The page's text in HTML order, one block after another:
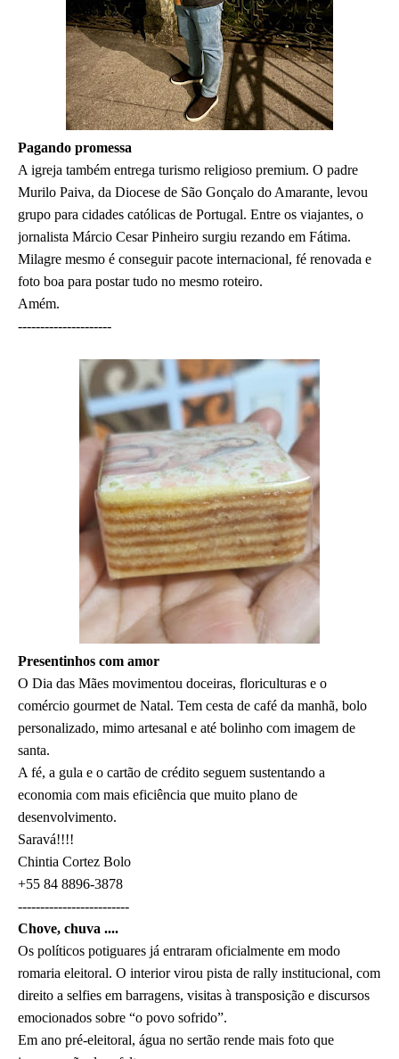
Pagando promessa
A igreja também entrega turismo religioso premium. O padre
Murilo Paiva, da Diocese de São Gonçalo do Amarante, levou
grupo para cidades católicas de Portugal. Entre os viajantes, o
jornalista Márcio Cesar Pinheiro surgiu rezando em Fátima.
Milagre mesmo é conseguir pacote internacional, fé renovada e
foto boa para postar tudo no mesmo roteiro.
Amém.
---------------------
Presentinhos com amor
O Dia das Mães movimentou doceiras, floriculturas e o
comércio gourmet de Natal. Tem cesta de café da manhã, bolo
personalizado, mimo artesanal e até bolinho com imagem de
santa.
A fé, a gula e o cartão de crédito seguem sustentando a
economia com mais eficiência que muito plano de
desenvolvimento.
Saravá!!!!
Chintia Cortez Bolo
+55 84 8896-3878
-------------------------
Chove, chuva ....
Os políticos potiguares já entraram oficialmente em modo
romaria eleitoral. O interior virou pista de rally institucional, com
direito a selfies em barragens, visitas à transposição e discursos
emocionados sobre “o povo sofrido”.
Em ano pré-eleitoral, água no sertão rende mais foto que